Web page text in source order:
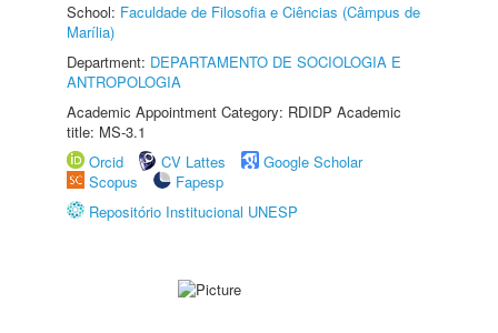
School: Faculdade de Filosofia e Ciências (Câmpus de
Marília)
Department: DEPARTAMENTO DE SOCIOLOGIA E
ANTROPOLOGIA
Academic Appointment Category: RDIDP Academic
title: MS-3.1
Orcid
CV Lattes
Google Scholar
Scopus
Fapesp
Repositório Institucional UNESP